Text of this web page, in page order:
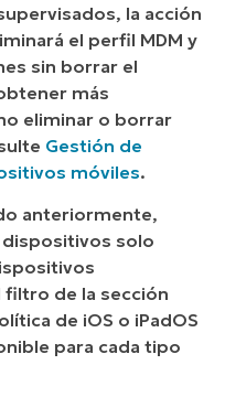
la acción
el perfil MDM y
sin borrar el
más
eliminar o borrar
Gestión de
móviles.
anteriormente,
solo
filtro de la sección
de iOS o iPadOS
para cada tipo